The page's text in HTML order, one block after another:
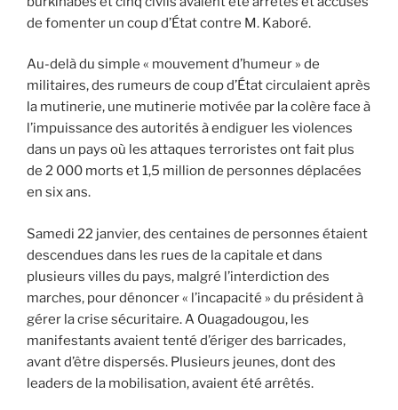
de fomenter un coup d’État contre M. Kaboré.
Au-delà du simple « mouvement d’humeur » de
militaires, des rumeurs de coup d’État circulaient après
la mutinerie, une mutinerie motivée par la colère face à
l’impuissance des autorités à endiguer les violences
dans un pays où les attaques terroristes ont fait plus
de 2 000 morts et 1,5 million de personnes déplacées
en six ans.
Samedi 22 janvier, des centaines de personnes étaient
descendues dans les rues de la capitale et dans
plusieurs villes du pays, malgré l’interdiction des
marches, pour dénoncer « l’incapacité » du président à
gérer la crise sécuritaire. A Ouagadougou, les
manifestants avaient tenté d’ériger des barricades,
avant d’être dispersés. Plusieurs jeunes, dont des
leaders de la mobilisation, avaient été arrêtés.